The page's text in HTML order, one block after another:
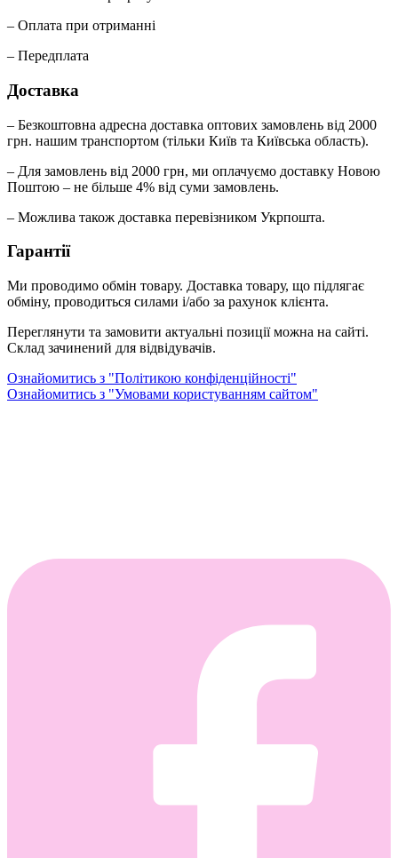
– Оплата при отриманні
– Передплата
Доставка
– Безкоштовна адресна доставка оптових замовлень від 2000
грн. нашим транспортом (тільки Київ та Київська область).
– Для замовлень від 2000 грн, ми оплачуємо доставку Новою
Поштою – не більше 4% від суми замовлень.
– Можлива також доставка перевізником Укрпошта.
Гарантії
Ми проводимо обмін товару. Доставка товару, що підлягає
обміну, проводиться силами і/або за рахунок клієнта.
Переглянути та замовити актуальні позиції можна на сайті.
Склад зачинений для відвідувачів.
Ознайомитись з "Політикою конфіденційності"
Ознайомитись з "Умовами користуванням сайтом"